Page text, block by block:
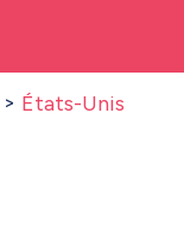
États-Unis